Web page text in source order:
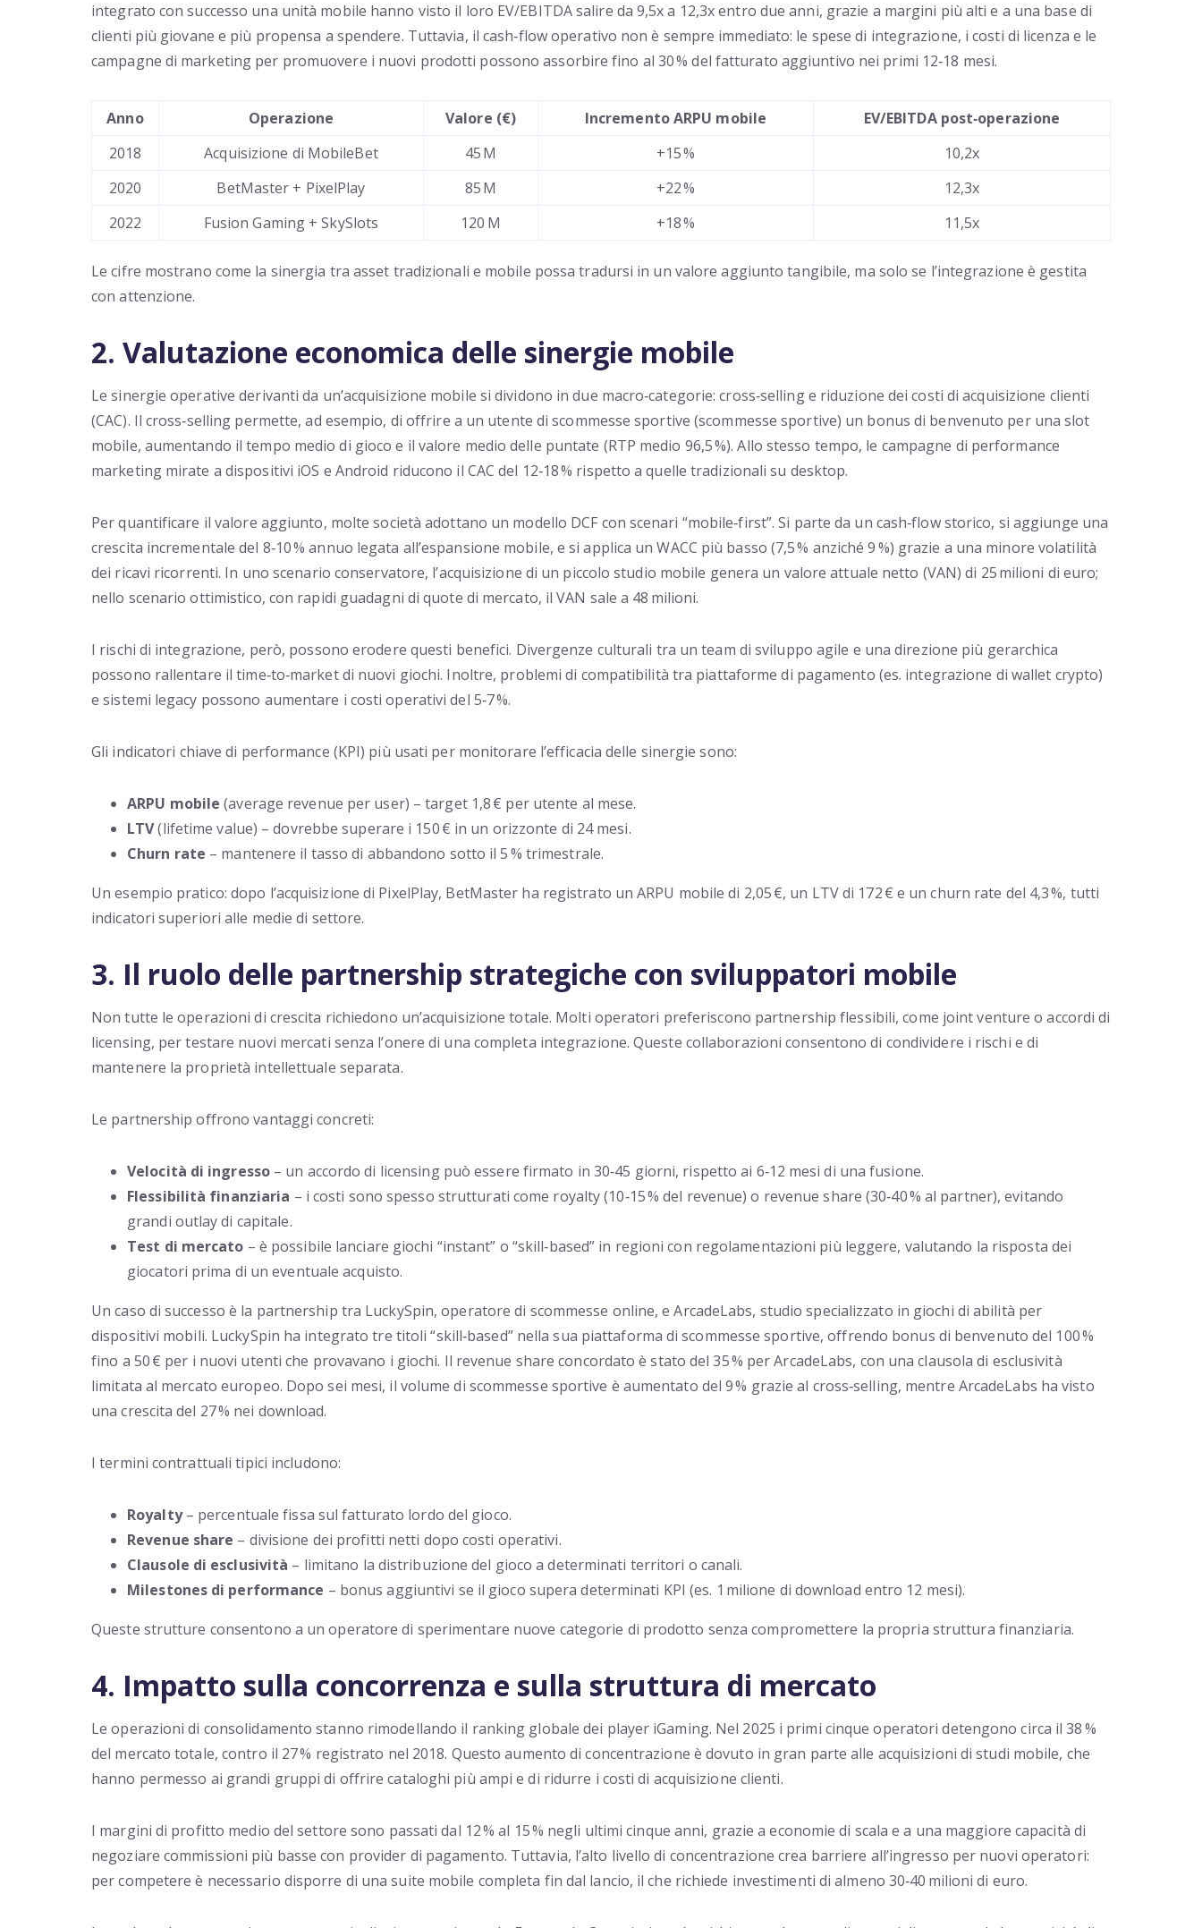
integrato con successo una unità mobile hanno visto il loro EV/EBITDA salire da 9,5x a 12,3x entro due anni, grazie a margini più alti e a una base di
clienti più giovane e più propensa a spendere. Tuttavia, il cash‑flow operativo non è sempre immediato: le spese di integrazione, i costi di licenza e le
campagne di marketing per promuovere i nuovi prodotti possono assorbire fino al 30 % del fatturato aggiuntivo nei primi 12‑18 mesi.
Anno Operazione Valore (€) Incremento ARPU mobile
EV/EBITDA post‑operazione
2018
Acquisizione di MobileBet 45 M +15 %
10,2x
2020
BetMaster + PixelPlay 85 M +22 %
12,3x
2022
Fusion Gaming + SkySlots 120 M +18 % 11,5x
Le cifre mostrano come la sinergia tra asset tradizionali e mobile possa tradursi in un valore aggiunto tangibile, ma solo se l’integrazione è gestita
con attenzione.
2. Valutazione economica delle sinergie mobile
Le sinergie operative derivanti da un’acquisizione mobile si dividono in due macro‑categorie: cross‑selling e riduzione dei costi di acquisizione clienti
(CAC). Il cross‑selling permette, ad esempio, di offrire a un utente di scommesse sportive (scommesse sportive) un bonus di benvenuto per una slot
mobile, aumentando il tempo medio di gioco e il valore medio delle puntate (RTP medio 96,5 %). Allo stesso tempo, le campagne di performance
marketing mirate a dispositivi iOS e Android riducono il CAC del 12‑18 % rispetto a quelle tradizionali su desktop.
Per quantificare il valore aggiunto, molte società adottano un modello DCF con scenari “mobile‑first”. Si parte da un cash‑flow storico, si aggiunge una
crescita incrementale del 8‑10 % annuo legata all’espansione mobile, e si applica un WACC più basso (7,5 % anziché 9 %) grazie a una minore volatilità
dei ricavi ricorrenti. In uno scenario conservatore, l’acquisizione di un piccolo studio mobile genera un valore attuale netto (VAN) di 25 milioni di euro;
nello scenario ottimistico, con rapidi guadagni di quote di mercato, il VAN sale a 48 milioni.
I rischi di integrazione, però, possono erodere questi benefici. Divergenze culturali tra un team di sviluppo agile e una direzione più gerarchica
possono rallentare il time‑to‑market di nuovi giochi. Inoltre, problemi di compatibilità tra piattaforme di pagamento (es. integrazione di wallet crypto)
e sistemi legacy possono aumentare i costi operativi del 5‑7 %.
Gli indicatori chiave di performance (KPI) più usati per monitorare l’efficacia delle sinergie sono:
ARPU mobile (average revenue per user) – target 1,8 € per utente al mese.
LTV(lifetime value) – dovrebbe superare i 150 € in un orizzonte di 24 mesi.
Churn rate – mantenere il tasso di abbandono sotto il 5 % trimestrale.
Un esempio pratico: dopo l’acquisizione di PixelPlay, BetMaster ha registrato un ARPU mobile di 2,05 €, un LTV di 172 € e un churn rate del 4,3 %, tutti
indicatori superiori alle medie di settore.
3. Il ruolo delle partnership strategiche con sviluppatori mobile
Non tutte le operazioni di crescita richiedono un’acquisizione totale. Molti operatori preferiscono partnership flessibili, come joint venture o accordi di
licensing, per testare nuovi mercati senza l’onere di una completa integrazione. Queste collaborazioni consentono di condividere i rischi e di
mantenere la proprietà intellettuale separata.
Le partnership offrono vantaggi concreti:
Velocità di ingresso – un accordo di licensing può essere firmato in 30‑45 giorni, rispetto ai 6‑12 mesi di una fusione.
Flessibilità finanziaria – i costi sono spesso strutturati come royalty (10‑15 % del revenue) o revenue share (30‑40 % al partner), evitando
grandi outlay di capitale.
Test di mercato – è possibile lanciare giochi “instant” o “skill‑based” in regioni con regolamentazioni più leggere, valutando la risposta dei
giocatori prima di un eventuale acquisto.
Un caso di successo è la partnership tra LuckySpin, operatore di scommesse online, e ArcadeLabs, studio specializzato in giochi di abilità per
dispositivi mobili. LuckySpin ha integrato tre titoli “skill‑based” nella sua piattaforma di scommesse sportive, offrendo bonus di benvenuto del 100 %
fino a 50 € per i nuovi utenti che provavano i giochi. Il revenue share concordato è stato del 35 % per ArcadeLabs, con una clausola di esclusività
limitata al mercato europeo. Dopo sei mesi, il volume di scommesse sportive è aumentato del 9 % grazie al cross‑selling, mentre ArcadeLabs ha visto
una crescita del 27 % nei download.
I termini contrattuali tipici includono:
Royalty– percentuale fissa sul fatturato lordo del gioco.
Revenue share – divisione dei profitti netti dopo costi operativi.
Clausole di esclusività – limitano la distribuzione del gioco a determinati territori o canali.
Milestones di performance – bonus aggiuntivi se il gioco supera determinati KPI (es. 1 milione di download entro 12 mesi).
Queste strutture consentono a un operatore di sperimentare nuove categorie di prodotto senza compromettere la propria struttura finanziaria.
4. Impatto sulla concorrenza e sulla struttura di mercato
Le operazioni di consolidamento stanno rimodellando il ranking globale dei player iGaming. Nel 2025 i primi cinque operatori detengono circa il 38 %
del mercato totale, contro il 27 % registrato nel 2018. Questo aumento di concentrazione è dovuto in gran parte alle acquisizioni di studi mobile, che
hanno permesso ai grandi gruppi di offrire cataloghi più ampi e di ridurre i costi di acquisizione clienti.
I margini di profitto medio del settore sono passati dal 12 % al 15 % negli ultimi cinque anni, grazie a economie di scala e a una maggiore capacità di
negoziare commissioni più basse con provider di pagamento. Tuttavia, l’alto livello di concentrazione crea barriere all’ingresso per nuovi operatori:
per competere è necessario disporre di una suite mobile completa fin dal lancio, il che richiede investimenti di almeno 30‑40 milioni di euro.